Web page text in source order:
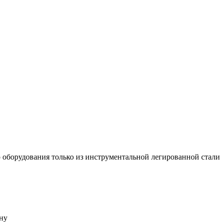
только из инструментальной легированной